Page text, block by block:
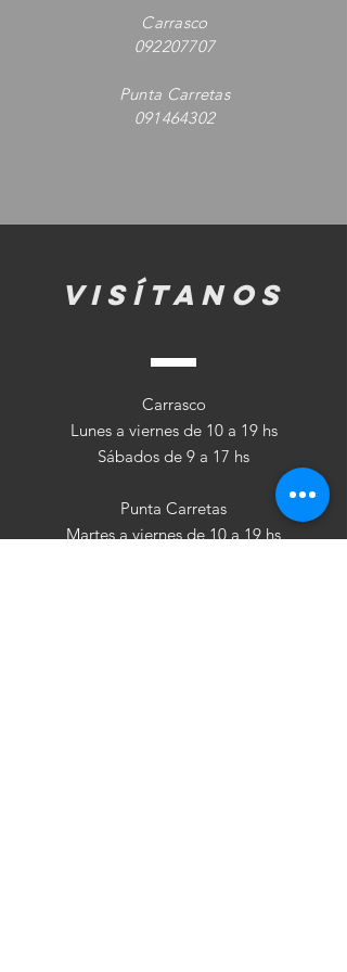
Carrasco
092207707
Punta Carretas
091464302
visítanos
Carrasco
Lunes a viernes de 10 a 19 hs
Sábados de 9 a 17 hs
Punta Carretas
Martes a viernes de 10 a 19 hs